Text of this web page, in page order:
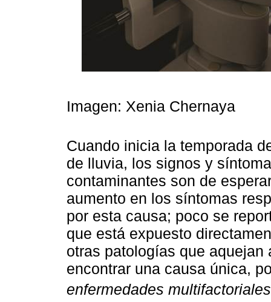
Imagen: Xenia Chernaya
Cuando inicia la temporada
de lluvia, los signos y
contaminantes son de
aumento en los síntomas
por esta causa; poco se
que está expuesto
otras patologías que
encontrar una causa única,
enfermedades multifactoriales